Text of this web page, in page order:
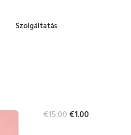
Szolgáltatás
€15.00€1.00